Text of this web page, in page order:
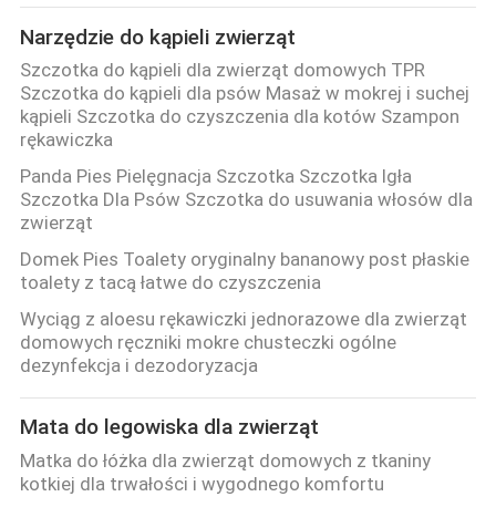
Narzędzie do kąpieli zwierząt
Szczotka do kąpieli dla zwierząt domowych TPR
Szczotka do kąpieli dla psów Masaż w mokrej i suchej
kąpieli Szczotka do czyszczenia dla kotów Szampon
rękawiczka
Panda Pies Pielęgnacja Szczotka Szczotka Igła
Szczotka Dla Psów Szczotka do usuwania włosów dla
zwierząt
Domek Pies Toalety oryginalny bananowy post płaskie
toalety z tacą łatwe do czyszczenia
Wyciąg z aloesu rękawiczki jednorazowe dla zwierząt
domowych ręczniki mokre chusteczki ogólne
dezynfekcja i dezodoryzacja
Mata do legowiska dla zwierząt
Matka do łóżka dla zwierząt domowych z tkaniny
kotkiej dla trwałości i wygodnego komfortu